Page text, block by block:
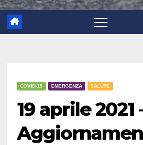
COVID-19 EMERGENZA SALUTE
19 aprile 2021